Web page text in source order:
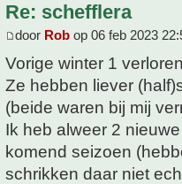
Re: schefflera
door Rob op 06 feb 2023
Vorige winter 1
Ze hebben liever
(beide waren bij mij
Ik heb alweer 2
komend seizoen
schrikken daar niet